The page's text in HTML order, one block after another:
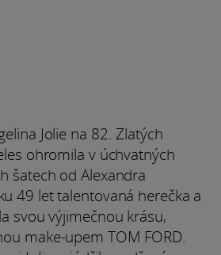
Jolie na 82. Zlatých
ohromila v úchvatných
šatech od Alexandra
49 let talentovaná herečka a
svou výjimečnou krásu,
make-upem TOM FORD.